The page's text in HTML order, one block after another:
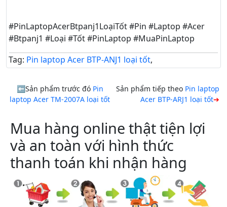
#PinLaptopAcerBtpanj1LoạiTốt #Pin #Laptop #Acer
#Btpanj1 #Loại #Tốt #PinLaptop #MuaPinLaptop
Tag: Pin laptop Acer BTP-ANJ1 loại tốt,
Sản phẩm trước đó Pin
laptop Acer TM-2007A loại tốt
Sản phẩm tiếp theo Pin laptop
Acer BTP-ARJ1 loại tốt
Mua hàng online thật tiện lợi
và an toàn với hình thức
thanh toán khi nhận hàng